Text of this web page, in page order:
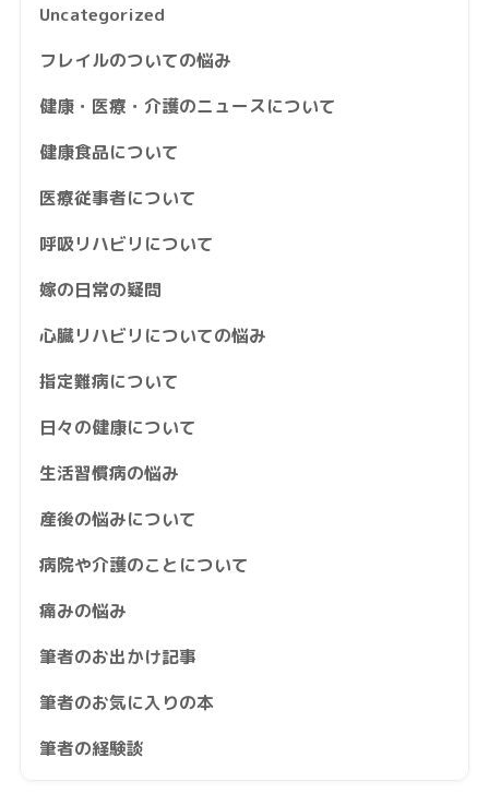
Uncategorized
フレイルのついての悩み
健康・医療・介護のニュースについて
健康食品について
医療従事者について
呼吸リハビリについて
嫁の日常の疑問
心臓リハビリについての悩み
指定難病について
日々の健康について
生活習慣病の悩み
産後の悩みについて
病院や介護のことについて
痛みの悩み
筆者のお出かけ記事
筆者のお気に入りの本
筆者の経験談